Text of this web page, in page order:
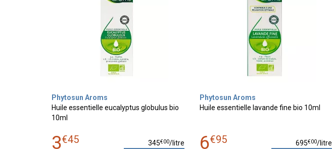
Phytosun Aroms
Huile essentielle eucalyptus globulus bio
10ml
3€45 345€00/litre
Phytosun Aroms
Huile essentielle lavande fine bio 10ml
6€95 695€00/litre